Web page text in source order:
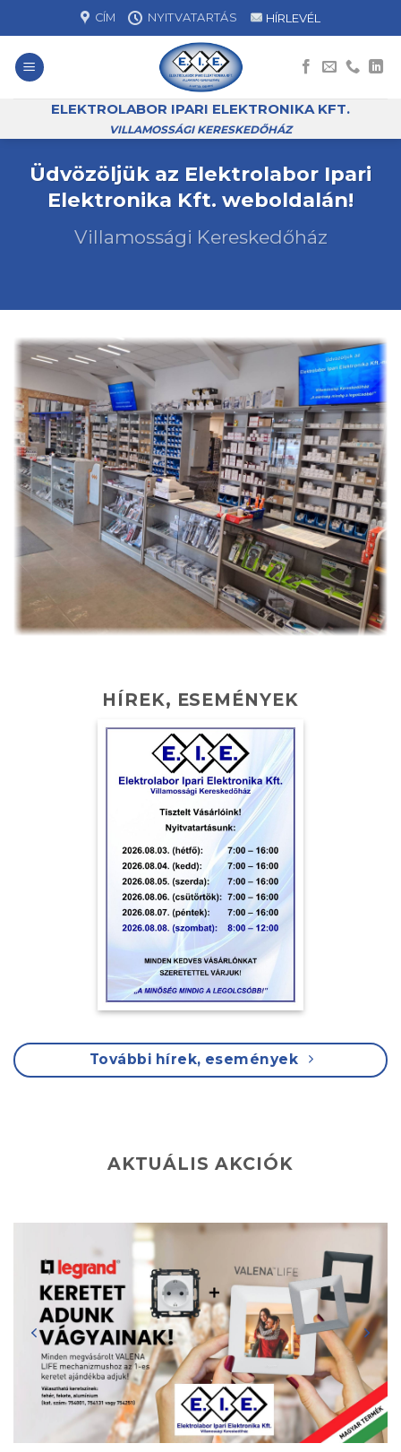
to
content
CÍM NYITVATARTÁS HÍRLEVÉL
ELEKTROLABOR IPARI ELEKTRONIKA KFT.
VILLAMOSSÁGI KERESKEDŐHÁZ
Üdvözöljük az Elektrolabor Ipari
Elektronika Kft. weboldalán!
Villamossági Kereskedőház
HÍREK, ESEMÉNYEK
További hírek, események
AKTUÁLIS AKCIÓK